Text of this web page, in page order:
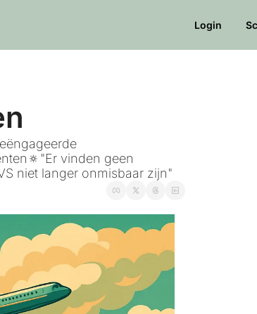
Login
vinden geen
niet langer onmisbaar zijn"